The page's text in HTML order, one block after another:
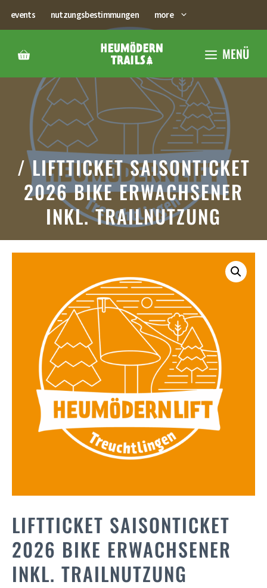
Inhalt
springen
events nutzungsbestimmungen more
MENÜ
/ LIFTTICKET SAISONTICKET
2026 BIKE ERWACHSENER
INKL. TRAILNUTZUNG
LIFTTICKET SAISONTICKET
2026 BIKE ERWACHSENER
INKL. TRAILNUTZUNG